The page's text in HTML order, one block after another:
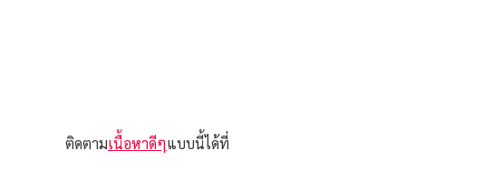
ติดตามเนื้อหาดีๆแบบนี้ได้ที่